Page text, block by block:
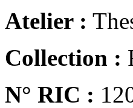
Atelier :
Collection :
N° RIC :